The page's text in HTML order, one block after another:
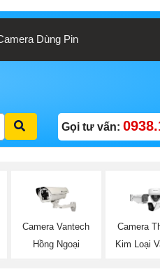
Dùng Pin
Gọi tư vấn:
Camera Vantech
Hồng Ngoại
Camera
Kim Loại